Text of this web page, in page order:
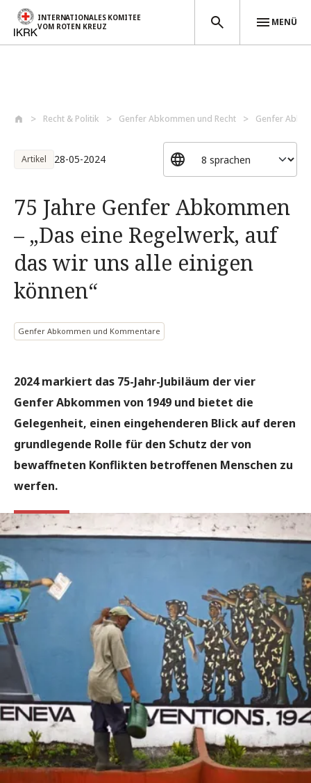
INTERNATIONALES KOMITEE
VOM ROTEN KREUZ
MENÜ
Recht & Politik Genfer Abkommen und Recht Genfer
Artikel 28-05-2024
75 Jahre Genfer Abkommen
– „Das eine Regelwerk, auf
das wir uns alle einigen
können“
Genfer Abkommen und Kommentare
2024 markiert das 75-Jahr-Jubiläum der vier
Genfer Abkommen von 1949 und bietet die
Gelegenheit, einen eingehenderen Blick auf deren
grundlegende Rolle für den Schutz der von
bewaffneten Konflikten betroffenen Menschen zu
werfen.